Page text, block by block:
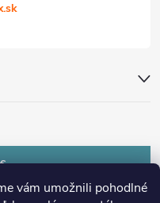
vám umožnili pohodlné